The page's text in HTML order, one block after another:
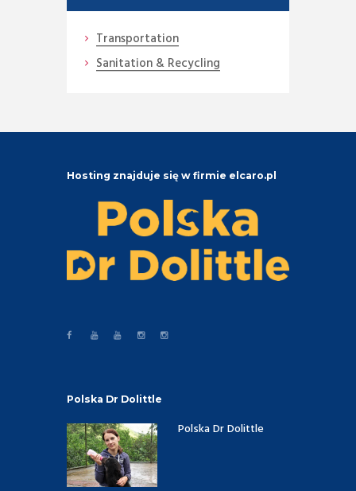
Transportation
Sanitation & Recycling
Hosting znajduje się w firmie elcaro.pl
Polska Dr Dolittle
Polska Dr Dolittle